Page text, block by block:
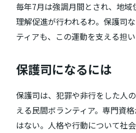
毎年7月は強調月間とされ、地
理解促進が行われるわ。保護司
ティアも、この運動を支える担
保護司になるには
保護司は、犯罪や非行をした人
える民間ボランティア。専門資
はない。人格や行動について社